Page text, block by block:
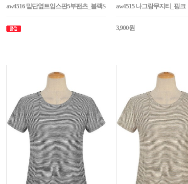
aw4516 밑단옆트임스판5부팬츠_블랙S aw4515 나그랑무지티_핑크
3,900원